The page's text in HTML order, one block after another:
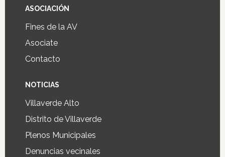
ASOCIACIÓN
Fines de la AV
Asociate
Contacto
NOTICIAS
Villaverde Alto
Distrito de Villaverde
Plenos Municipales
Denuncias vecinales